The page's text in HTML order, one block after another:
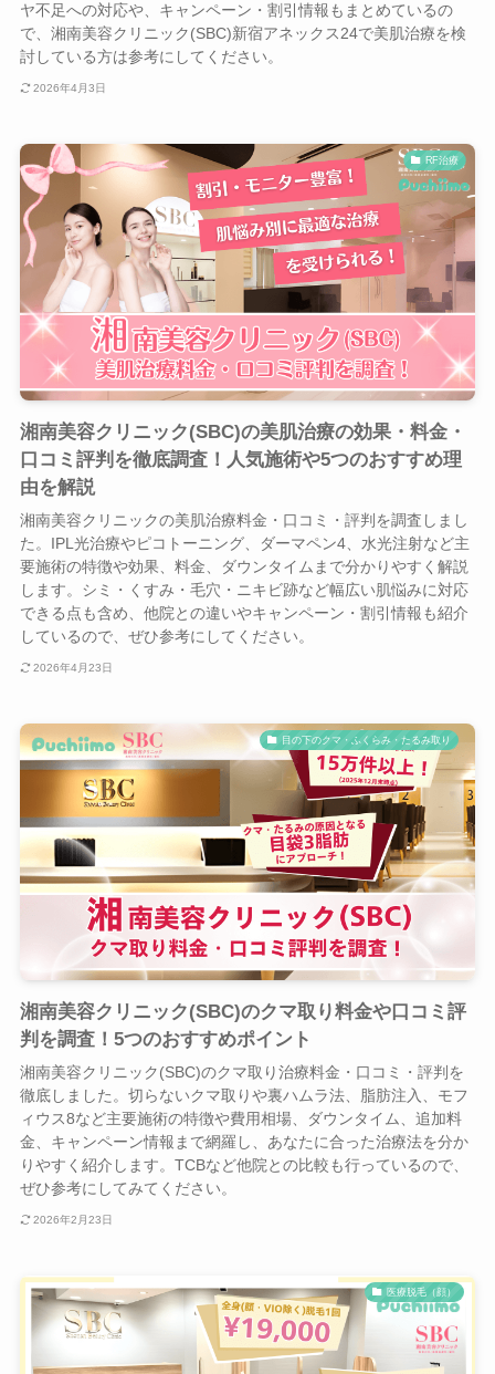
ヤ不足への対応や、キャンペーン・割引情報もまとめているの
で、湘南美容クリニック(SBC)新宿アネックス24で美肌治療を検
討している方は参考にしてください。
2026年4月3日
RF治療
湘南美容クリニック(SBC)の美肌治療の効果・料金・
口コミ評判を徹底調査！人気施術や5つのおすすめ理
由を解説
湘南美容クリニックの美肌治療料金・口コミ・評判を調査しまし
た。IPL光治療やピコトーニング、ダーマペン4、水光注射など主
要施術の特徴や効果、料金、ダウンタイムまで分かりやすく解説
します。シミ・くすみ・毛穴・ニキビ跡など幅広い肌悩みに対応
できる点も含め、他院との違いやキャンペーン・割引情報も紹介
しているので、ぜひ参考にしてください。
2026年4月23日
目の下のクマ・ふくらみ・たるみ取り
湘南美容クリニック(SBC)のクマ取り料金や口コミ評
判を調査！5つのおすすめポイント
湘南美容クリニック(SBC)のクマ取り治療料金・口コミ・評判を
徹底しました。切らないクマ取りや裏ハムラ法、脂肪注入、モフ
ィウス8など主要施術の特徴や費用相場、ダウンタイム、追加料
金、キャンペーン情報まで網羅し、あなたに合った治療法を分か
りやすく紹介します。TCBなど他院との比較も行っているので、
ぜひ参考にしてみてください。
2026年2月23日
医療脱毛（顔）